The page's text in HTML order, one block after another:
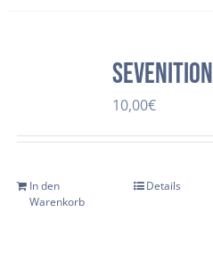
Sevenition
10,00€
In den
Warenkorb
Details